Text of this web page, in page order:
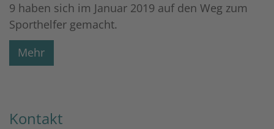
9 haben sich im Januar 2019 auf den Weg zum
Sporthelfer gemacht.
Mehr
Kontakt